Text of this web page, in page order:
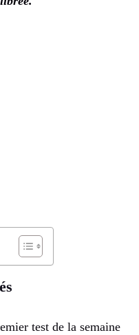
test de la semaine